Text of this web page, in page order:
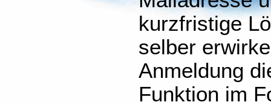
kurzfristige
selber
Anmeldung
Funktion im